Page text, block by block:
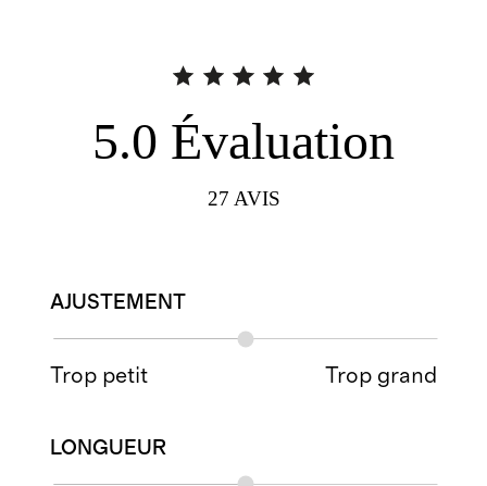
5.0 Évaluation
27 AVIS
AJUSTEMENT
Trop petit Trop grand
LONGUEUR